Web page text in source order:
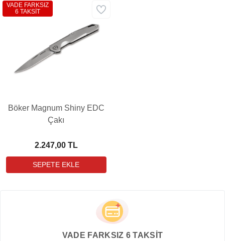
Böker Magnum Shiny EDC
Çakı
2.247,00 TL
VADE FARKSIZ
6 TAKSİT
VADE FARKSIZ 6 TAKSİT